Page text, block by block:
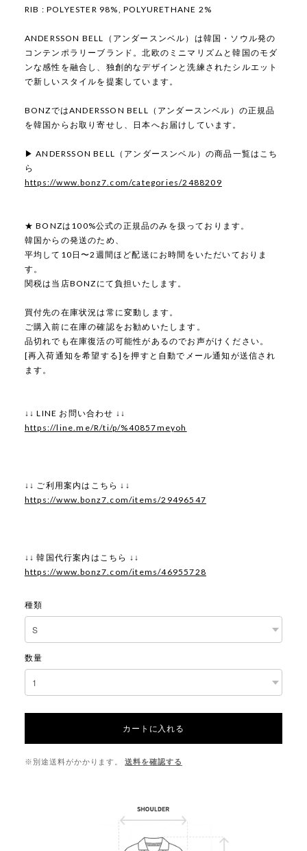
RIB : POLYESTER 98%, POLYURETHANE 2%
ANDERSSON BELL（アンダースンベル）は韓国・ソウル発の
コンテンポラリーブランド。北欧のミニマリズムと韓国のモダ
ンな感性を融合し、独創的なデザインと洗練されたシルエット
で新しいスタイルを提案しています。
BONZではANDERSSON BELL（アンダースンベル）の正規品
を韓国からお取り寄せし、日本へお届けしています。
▶ ANDERSSON BELL（アンダースンベル）の商品一覧はこち
ら
https://www.bonz7.com/categories/2488209
★ BONZは100%公式の正規品のみを扱っております。
韓国からの発送のため、
平均して10日〜2週間ほど配送にお時間をいただいておりま
す。
関税は当店BONZにて負担いたします。
買付先の在庫状況は常に変動します。
ご購入前に在庫の確認をお勧めいたします。
品切れでも在庫復活の可能性があるのでお声がけください。
[再入荷通知を希望する]を押すと自動でメール通知が送信され
ます。
↓↓ LINE お問い合わせ ↓↓
https://line.me/R/ti/p/%40857meyoh
↓↓ ご利用案内はこちら ↓↓
https://www.bonz7.com/items/29496547
↓↓ 韓国代行案内はこちら ↓↓
https://www.bonz7.com/items/46955728
種類
数量
カートに入れる
※別途送料がかかります。 送料を確認する